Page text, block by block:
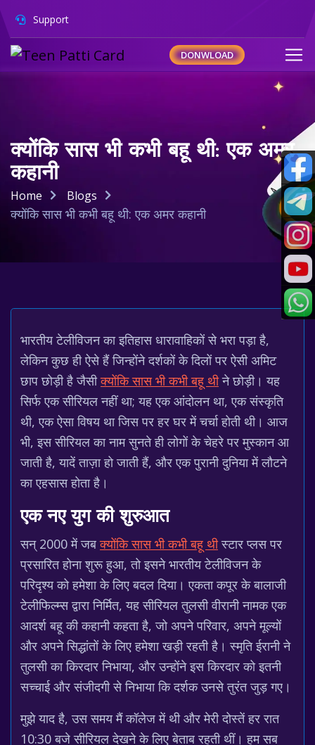
Support
DONWLOAD
क्योंकि सास भी कभी बहू थी: एक अमर
कहानी
Home Blogs
क्योंकि सास भी कभी बहू थी: एक अमर कहानी
भारतीय टेलीविजन का इतिहास धारावाहिकों से भरा पड़ा है,
लेकिन कुछ ही ऐसे हैं जिन्होंने दर्शकों के दिलों पर ऐसी अमिट
छाप छोड़ी है जैसीक्योंकि सास भी कभी बहू थीने छोड़ी। यह
सिर्फ एक सीरियल नहीं था; यह एक आंदोलन था, एक संस्कृति
थी, एक ऐसा विषय था जिस पर हर घर में चर्चा होती थी। आज
भी, इस सीरियल का नाम सुनते ही लोगों के चेहरे पर मुस्कान आ
जाती है, यादें ताज़ा हो जाती हैं, और एक पुरानी दुनिया में लौटने
का एहसास होता है।
एक नए युग की शुरुआत
सन् 2000 में जबक्योंकि सास भी कभी बहू थीस्टार प्लस पर
प्रसारित होना शुरू हुआ, तो इसने भारतीय टेलीविजन के
परिदृश्य को हमेशा के लिए बदल दिया। एकता कपूर के बालाजी
टेलीफिल्म्स द्वारा निर्मित, यह सीरियल तुलसी वीरानी नामक एक
आदर्श बहू की कहानी कहता है, जो अपने परिवार, अपने मूल्यों
और अपने सिद्धांतों के लिए हमेशा खड़ी रहती है। स्मृति ईरानी ने
तुलसी का किरदार निभाया, और उन्होंने इस किरदार को इतनी
सच्चाई और संजीदगी से निभाया कि दर्शक उनसे तुरंत जुड़ गए।
मुझे याद है, उस समय मैं कॉलेज में थी और मेरी दोस्तें हर रात
10:30 बजे सीरियल देखने के लिए बेताब रहती थीं। हम सब